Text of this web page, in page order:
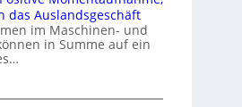
w
a
u
das Auslandsgeschäft
im Maschinen- und
in Summe auf ein